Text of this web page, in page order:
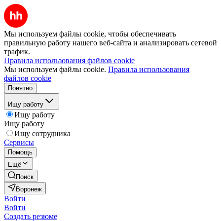
Мы используем файлы cookie, чтобы обеспечивать
правильную работу нашего веб-сайта и анализировать сетевой
трафик.
Правила использования файлов cookie
Мы используем файлы cookie. Правила использования
файлов cookie
Понятно
Ищу работу
Ищу работу
Ищу работу
Ищу сотрудника
Сервисы
Помощь
Ещё
Поиск
Воронеж
Войти
Войти
Создать резюме